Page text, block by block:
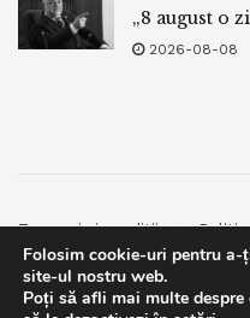
„8 august o
2026-08-08
Termeni si conditii
Facebook
Contact
© 2019bpnews- Business &
Folosim cookie-uri pentru a-
site-ul nostru web.
Poți să afli mai multe